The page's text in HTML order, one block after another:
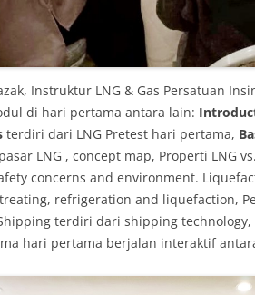
Instruktur LNG & Gas Persatuan
di hari pertama antara lain:
terdiri dari LNG Pretest hari pertama,
LNG , concept map, Properti LNG
concerns and environment.
refrigeration and liquefaction,
terdiri dari shipping technology,
hari pertama berjalan interaktif